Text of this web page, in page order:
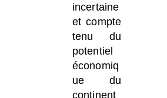
incertaine
et compte
tenu du
potentiel
économiq
ue du
continent